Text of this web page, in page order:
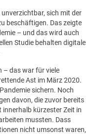
sich mit der
beschäftigen. Das zeigte
– und das wird auch
Studie behalten digitale
– das war für viele
Ast im März 2020.
sichern. Noch
davon, die zuvor bereits
kürzester Zeit in
mussten. Dass
nicht umsonst waren,